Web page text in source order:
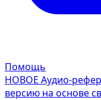
Помощь
НОВОЕ Аудио-
версию на основе